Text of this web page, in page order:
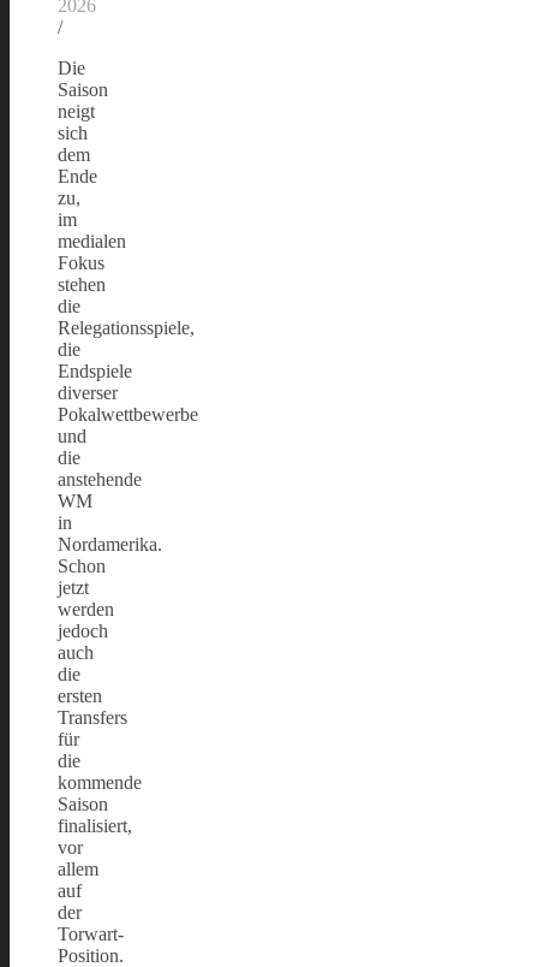
2026
/
Die
Saison
neigt
sich
dem
Ende
zu,
im
medialen
Fokus
stehen
die
Relegationsspiele,
die
Endspiele
diverser
Pokalwettbewerbe
und
die
anstehende
WM
in
Nordamerika.
Schon
jetzt
werden
jedoch
auch
die
ersten
Transfers
für
die
kommende
Saison
finalisiert,
vor
allem
auf
der
Torwart-
Position.